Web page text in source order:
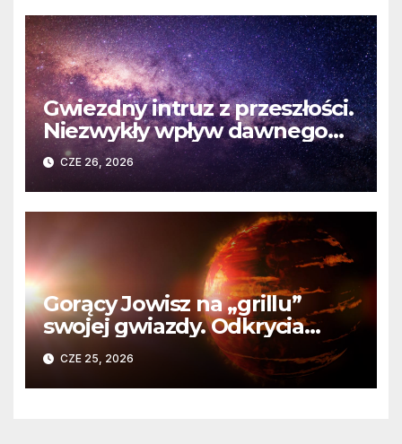
Gwiezdny intruz z przeszłości.
Niezwykły wpływ dawnego
spotkania na komety Układu
Słonecznego
CZE 26, 2026
Gorący Jowisz na „grillu”
swojej gwiazdy. Odkrycia
Teleskopu Webba o HD
80606 b
CZE 25, 2026